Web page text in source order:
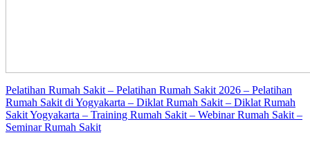
Pelatihan Rumah Sakit – Pelatihan Rumah Sakit 2026 – Pelatihan
Rumah Sakit di Yogyakarta – Diklat Rumah Sakit – Diklat Rumah
Sakit Yogyakarta – Training Rumah Sakit – Webinar Rumah Sakit –
Seminar Rumah Sakit